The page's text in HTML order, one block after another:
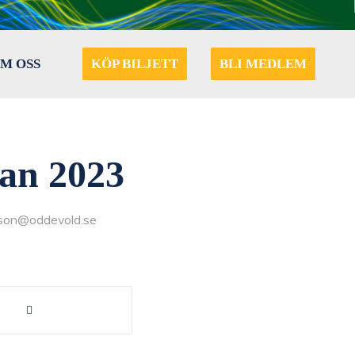
OSS KÖP BILJETT BLI MEDLEM
2023